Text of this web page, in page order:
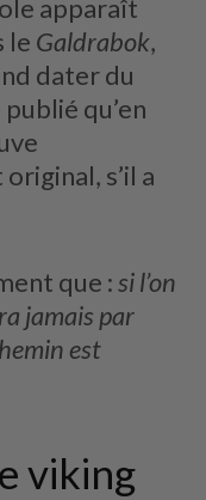
apparaît
le Galdrabok,
dater du
publié qu’en
s’il a
que :si l’on
jamais par
est
viking